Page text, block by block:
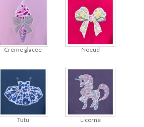
Crème glacée Noeud
Tutu Licorne